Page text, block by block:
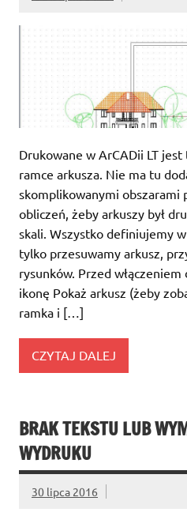
Drukowane w ArCADii LT
ramce arkusza. Nie ma tu
skomplikowanymi obszarami
obliczeń, żeby arkuszy był
skali. Wszystko definiujemy
tylko przesuwamy arkusz,
rysunków. Przed
ikonę Pokaż arkusz (żeby
ramka i […]
CZYTAJ DALEJ
BRAK TEKSTU LUB
WYDRUKU
30 lipca 2016